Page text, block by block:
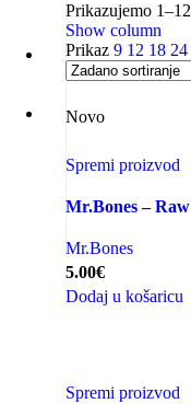
Zapratite nas:
Prikazujemo
Show column
Prikaz 9 12 18 24
Novo
Spremi proizvod
Mr.Bones –
Mr.Bones
5.00€
Dodaj u košaricu
Spremi proizvod